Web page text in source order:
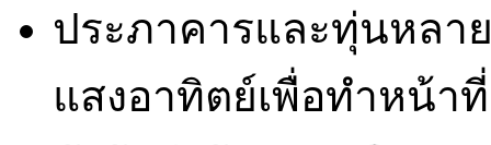
ประภาคารและทุ่นหลา
แสงอาทิตย์เพื่อทำหน้า